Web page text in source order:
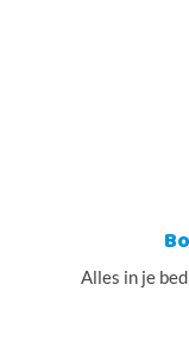
Alles in je